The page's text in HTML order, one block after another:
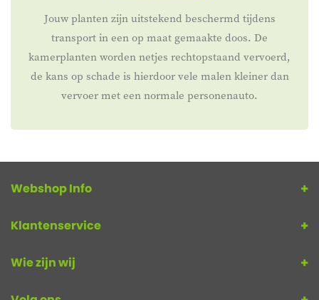
Jouw planten zijn uitstekend beschermd tijdens
transport in een op maat gemaakte doos. De
kamerplanten worden netjes rechtopstaand vervoerd,
de kans op schade is hierdoor vele malen kleiner dan
vervoer met een normale personenauto.
Webshop Info
Klantenservice
Wie zijn wij